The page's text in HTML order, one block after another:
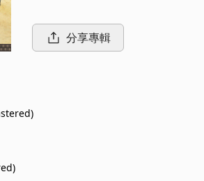
分享專輯